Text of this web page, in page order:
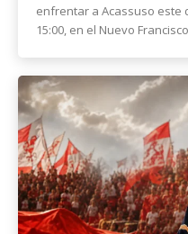
enfrentar a Acassuso este
15:00, en el Nuevo